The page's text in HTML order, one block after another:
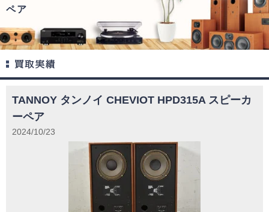
ペア
TANNOY タンノイ CHEVIOT HPD315A スピーカ
ーペア
2024/10/23